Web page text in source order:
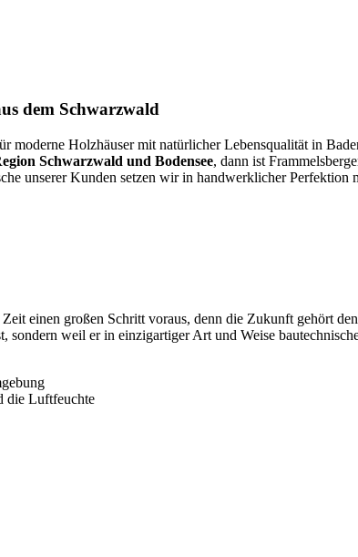
dem Schwarzwald
moderne Holzhäuser mit natürlicher Lebensqualität in
Schwarzwald und Bodensee, dann ist
unserer Kunden setzen wir in handwerklicher
einen großen Schritt voraus, denn die Zukunft gehört
weil er in einzigartiger Art und Weise
die Luftfeuchte